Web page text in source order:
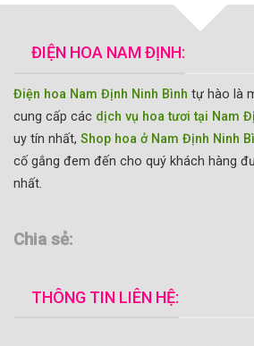
ĐIỆN HOA NAM ĐỊNH:
Điện hoa Nam Định Ninh Bình tự hào là
cung cấp các dịch vụ hoa tươi tại Nam
uy tín nhất, Shop hoa ở Nam Định Ninh
cố gắng đem đến cho quý khách hàng
nhất.
Chia sẻ:
THÔNG TIN LIÊN HỆ: